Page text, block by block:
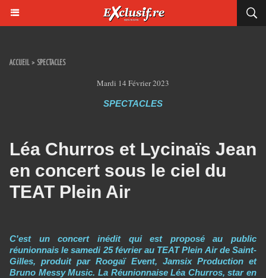
ACCUEIL > SPECTACLES
Mardi 14 Février 2023
SPECTACLES
Léa Churros et Lycinaïs Jean
en concert sous le ciel du
TEAT Plein Air
C'est un concert inédit qui est proposé au public
réunionnais le samedi 25 février au TEAT Plein Air de Saint-
Gilles, produit par Roogaï Event, Jamsix Production et
Bruno Messy Music. La Réunionnaise Léa Churros, star en